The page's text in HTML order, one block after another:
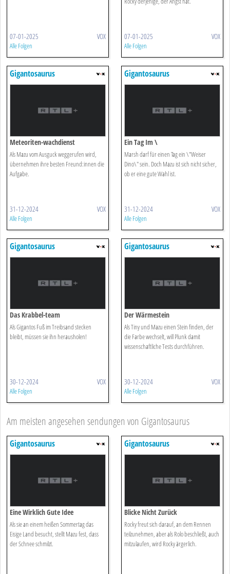
07-01-2025 VOX
Alle Folgen
07-01-2025 VOX
Alle Folgen
Gigantosaurus
Meteoriten-wachdienst
Als Mazu vom Ausguck weggerufen wird,
übernehmen ihre besten Freund:innen die
Aufgabe.
31-12-2024 VOX
Alle Folgen
Gigantosaurus
Ein Tag Im \
Marsh darf für einen Tag ein \"Weiser
Dino\" sein. Doch Mazu ist sich nicht sicher,
ob er eine gute Wahl ist.
31-12-2024 VOX
Alle Folgen
Gigantosaurus
Das Krabbel-team
Als Gigantos Fuß im Treibsand stecken
bleibt, müssen sie ihn herausholen!
30-12-2024 VOX
Alle Folgen
Gigantosaurus
Der Wärmestein
Als Tiny und Mazu einen Stein finden, der
die Farbe wechselt, will Plunk damit
wissenschaftliche Tests durchführen.
30-12-2024 VOX
Alle Folgen
Am meisten angesehen sendungen von Gigantosaurus
Gigantosaurus
Eine Wirklich Gute Idee
Als sie an einem heißen Sommertag das
Eisige Land besucht, stellt Mazu fest, dass
der Schnee schmilzt.
Gigantosaurus
Blicke Nicht Zurück
Rocky freut sich darauf, an dem Rennen
teilzunehmen, aber als Rolo beschließt, auch
mitzulaufen, wird Rocky ärgerlich.